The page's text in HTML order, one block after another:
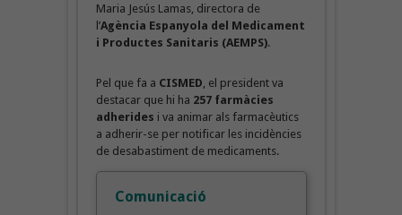
Maria Jesús Lamas, directora de
l’Agència Espanyola del Medicament
i Productes Sanitaris (AEMPS).
Pel que fa a CISMED, el president va
destacar que hi ha 257 farmàcies
adherides i va animar als farmacèutics
a adherir-se per notificar les incidències
de desabastiment de medicaments.
Comunicació